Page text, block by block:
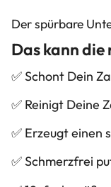
Der spürbare
Das kann die
✅ Schont Dein
✅ Reinigt Deine
✅ Erzeugt einen
✅ Schmerzfrei